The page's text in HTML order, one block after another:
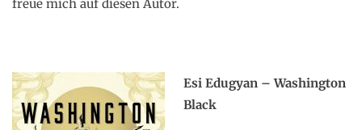
freue mich auf diesen Autor.
Esi Edugyan – Washington
Black